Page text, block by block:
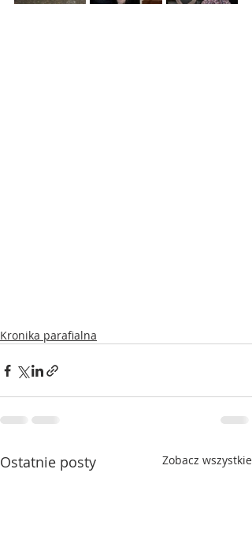
Kronika parafialna
Ostatnie posty Zobacz wszystkie